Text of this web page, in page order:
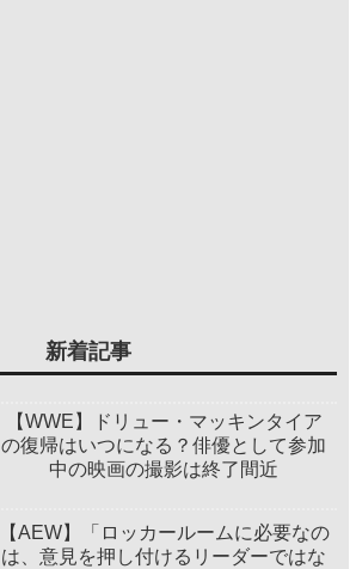
新着記事
【WWE】ドリュー・マッキンタイア
の復帰はいつになる？俳優として参加
中の映画の撮影は終了間近
【AEW】「ロッカールームに必要なの
は、意見を押し付けるリーダーではな